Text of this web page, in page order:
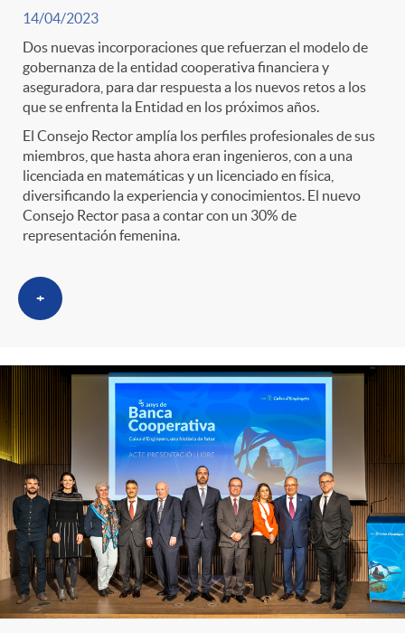
14/04/2023
Dos nuevas incorporaciones que refuerzan el modelo de
gobernanza de la entidad cooperativa financiera y
aseguradora, para dar respuesta a los nuevos retos a los
que se enfrenta la Entidad en los próximos años.
El Consejo Rector amplía los perfiles profesionales de sus
miembros, que hasta ahora eran ingenieros, con a una
licenciada en matemáticas y un licenciado en física,
diversificando la experiencia y conocimientos. El nuevo
Consejo Rector pasa a contar con un 30% de
representación femenina.
+